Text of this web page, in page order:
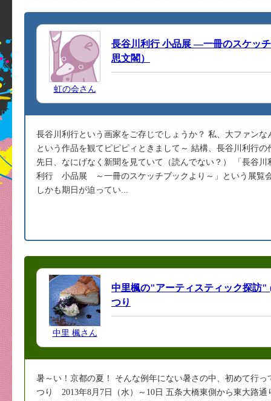
虹の会さん
長谷川利行 小品展 ―一冊のスケッ
思文閣）
長谷川利行という画家をご存じでしょうか？ 私、大ファン
という作品を観てピピピィときまして～ 結構、長谷川利行
先日、なにげなく新聞を見ていて（読んでない？） 「長谷
利行 小品展 ～一冊のスケッチブックより～」という展覧
しかも期日が迫ってい...
中里 楓さん
中里楓の"アーティスティック探
つり
暑～い！京都の夏！ そんな例年にない暑さの中、初めて行
つり 2013年8月7日（水）～10日 五条大橋東側から東大路